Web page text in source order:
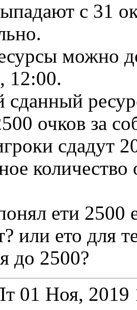
с 31
можно
12:00.
сданный
очков за
сдадут
ети 2500
или ето для
до 2500?
01 Ноя, 2019